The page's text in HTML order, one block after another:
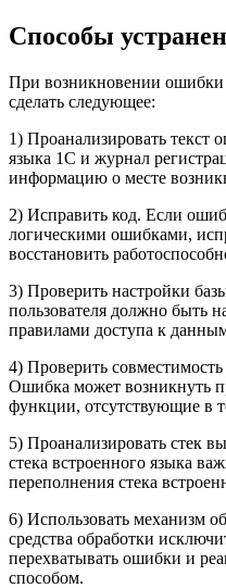
Способы
При возникновении
сделать следующее:
1) Проанализировать текст
языка 1С и журнал
информацию о месте
2) Исправить код. Если
логическими ошибками,
восстановить
3) Проверить настройки
пользователя должно быть
правилами доступа к
4) Проверить
Ошибка может возникнуть
функции, отсутствующие в
5) Проанализировать стек
стека встроенного языка
переполнения стека
6) Использовать механизм
средства обработки
перехватывать ошибки и
способом.